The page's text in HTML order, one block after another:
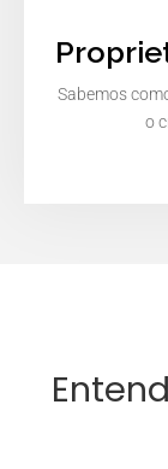
Sabemos
o